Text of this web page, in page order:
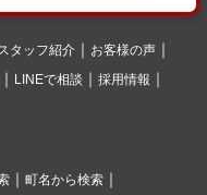
タッフ紹介
お客様の声
LINEで相談
採用情報
町名から検索